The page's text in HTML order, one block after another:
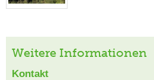
Weitere Informationen
Kontakt